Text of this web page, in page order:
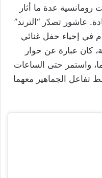
رومانسية عدة ما أثار
عاشور تصدّر “الترند”
في إحياء حفل غنائي
كان عبارة عن حوار
واستمر حتى الساعات
تفاعل الجماهير معهما